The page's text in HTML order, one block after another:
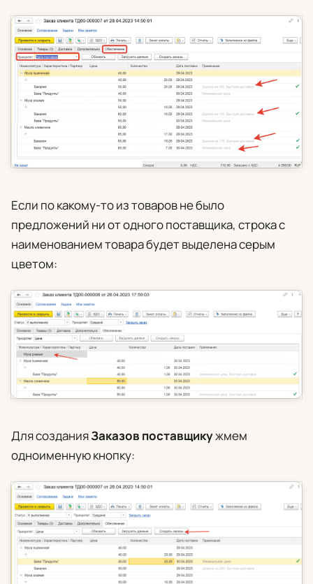
Если по какому-то из товаров не было
предложений ни от одного поставщика, строка с
наименованием товара будет выделена серым
цветом:
Для созданияЗаказов поставщикужмем
одноименную кнопку: